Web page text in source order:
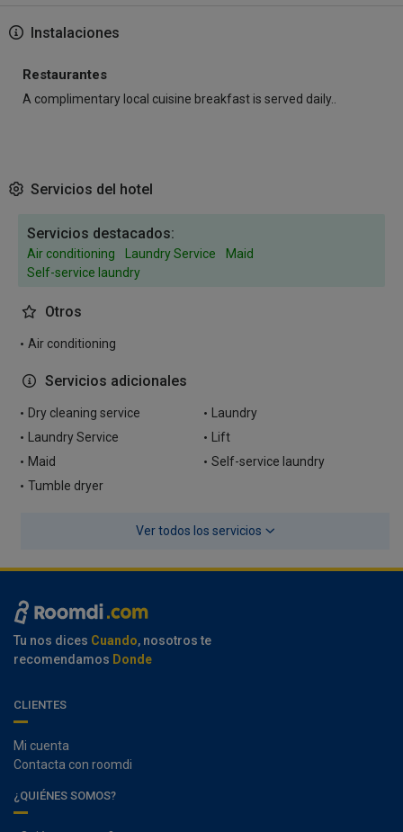
Instalaciones
Restaurantes
A complimentary local cuisine breakfast is served daily..
Servicios del hotel
Servicios destacados:
Air conditioning Laundry Service
Maid
Self-service laundry
Otros
Air conditioning
Servicios adicionales
Dry cleaning service
Laundry
Laundry Service
Lift
Maid
Self-service laundry
Tumble dryer
Ver todos los servicios
Tu nos dices Cuando, nosotros te
recomendamos Donde
CLIENTES
Mi cuenta
Contacta con roomdi
¿QUIÉNES SOMOS?